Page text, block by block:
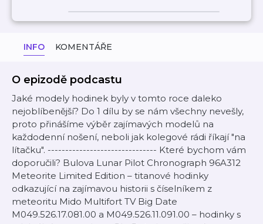
INFO KOMENTÁŘE
O epizodě podcastu
Jaké modely hodinek byly v tomto roce daleko
nejoblíbenější? Do 1 dílu by se nám všechny nevešly,
proto přinášíme výběr zajímavých modelů na
každodenní nošení, neboli jak kolegové rádi říkají "na
lítačku". ------------------------------- Které bychom vám
doporučili? Bulova Lunar Pilot Chronograph 96A312
Meteorite Limited Edition – titanové hodinky
odkazující na zajímavou historii s číselníkem z
meteoritu Mido Multifort TV Big Date
⁠M049.526.17.081.00⁠ a ⁠M049.526.11.091.00⁠ – hodinky s